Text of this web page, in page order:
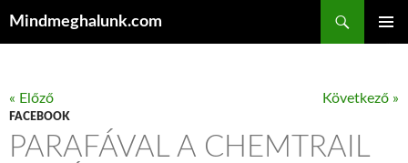
Mindmeghalunk.com
« Előző Következő »
FACEBOOK
PARAFÁVAL A CHEMTRAIL